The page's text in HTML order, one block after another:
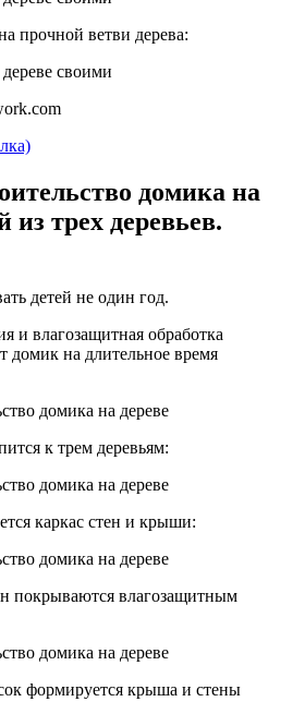
прочной ветви дерева:
домика на
из трех деревьев.
детей не один год.
и влагозащитная обработка
домик на длительное время
к трем деревьям:
каркас стен и крыши:
покрываются влагозащитным
формируется крыша и стены